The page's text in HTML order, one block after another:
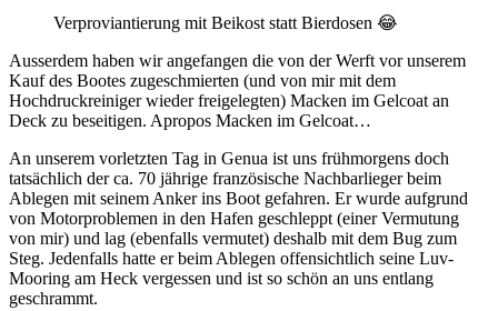
Verproviantierung mit Beikost statt Bierdosen 😂
Ausserdem haben wir angefangen die von der Werft vor unserem
Kauf des Bootes zugeschmierten (und von mir mit dem
Hochdruckreiniger wieder freigelegten) Macken im Gelcoat an
Deck zu beseitigen. Apropos Macken im Gelcoat…
An unserem vorletzten Tag in Genua ist uns frühmorgens doch
tatsächlich der ca. 70 jährige französische Nachbarlieger beim
Ablegen mit seinem Anker ins Boot gefahren. Er wurde aufgrund
von Motorproblemen in den Hafen geschleppt (einer Vermutung
von mir) und lag (ebenfalls vermutet) deshalb mit dem Bug zum
Steg. Jedenfalls hatte er beim Ablegen offensichtlich seine Luv-
Mooring am Heck vergessen und ist so schön an uns entlang
geschrammt.